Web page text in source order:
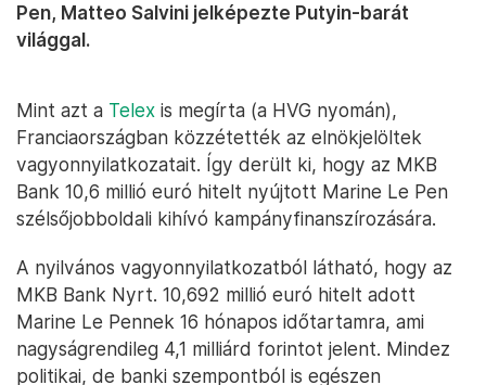
Pen, Matteo Salvini jelképezte Putyin-barát
világgal.
Mint azt a Telex is megírta (a HVG nyomán),
Franciaországban közzétették az elnökjelöltek
vagyonnyilatkozatait. Így derült ki, hogy az MKB
Bank 10,6 millió euró hitelt nyújtott Marine Le Pen
szélsőjobboldali kihívó kampányfinanszírozására.
A nyilvános vagyonnyilatkozatból látható, hogy az
MKB Bank Nyrt. 10,692 millió euró hitelt adott
Marine Le Pennek 16 hónapos időtartamra, ami
nagyságrendileg 4,1 milliárd forintot jelent. Mindez
politikai, de banki szempontból is egészen